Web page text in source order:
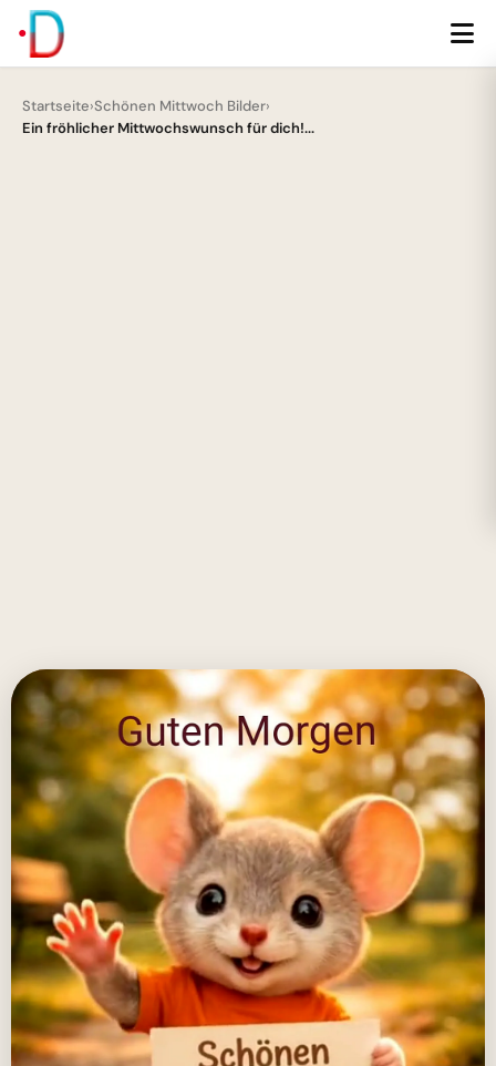
Startseite›Schönen Mittwoch Bilder›
Ein fröhlicher Mittwochswunsch für dich!...